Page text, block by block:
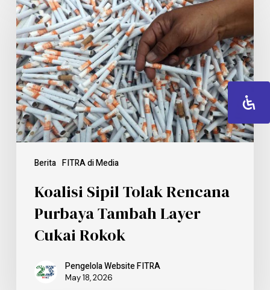
Berita FITRA di Media
Koalisi Sipil Tolak Rencana
Purbaya Tambah Layer
Cukai Rokok
Pengelola Website FITRA
May 18, 2026